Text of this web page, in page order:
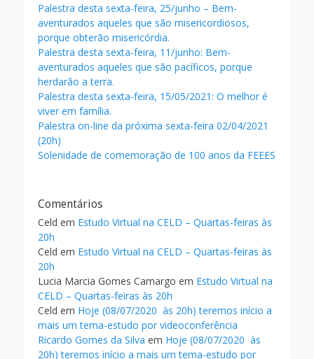
Palestra desta sexta-feira, 25/junho – Bem-
aventurados aqueles que são misericordiosos,
porque obterão misericórdia.
Palestra desta sexta-feira, 11/junho: Bem-
aventurados aqueles que são pacíficos, porque
herdarão a terra.
Palestra desta sexta-feira, 15/05/2021: O melhor é
viver em família.
Palestra on-line da próxima sexta-feira 02/04/2021
(20h)
Solenidade de comemoração de 100 anos da FEEES
Comentários
Celd em Estudo Virtual na CELD – Quartas-feiras às
20h
Celd em Estudo Virtual na CELD – Quartas-feiras às
20h
Lucia Marcia Gomes Camargo em Estudo Virtual na
CELD – Quartas-feiras às 20h
Celd em Hoje (08/07/2020 às 20h) teremos início a
mais um tema-estudo por videoconferência
Ricardo Gomes da Silva em Hoje (08/07/2020 às
20h) teremos início a mais um tema-estudo por